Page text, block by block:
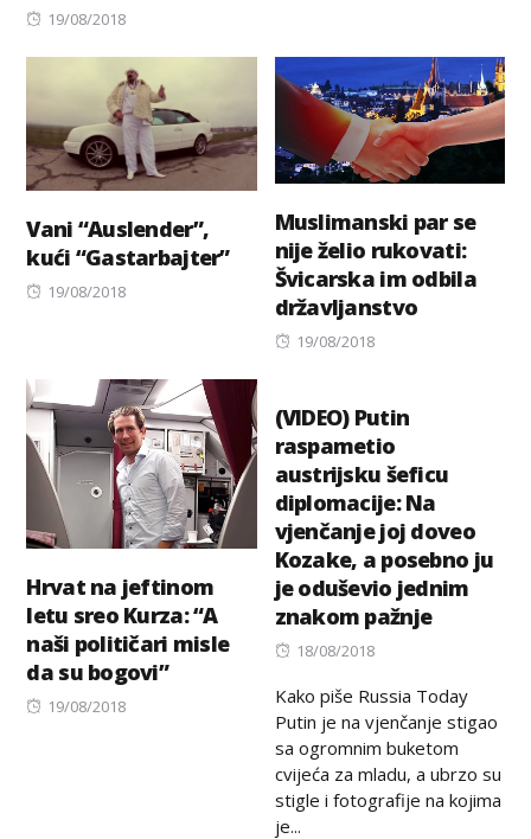
Posted
19/08/2018
Vani “Auslender”,
kući “Gastarbajter”
Posted
19/08/2018
Muslimanski par se
nije želio rukovati:
Švicarska im odbila
državljanstvo
Posted
19/08/2018
Hrvat na jeftinom
letu sreo Kurza: “A
naši političari misle
da su bogovi”
Posted
19/08/2018
(VIDEO) Putin
raspametio
austrijsku šeficu
diplomacije: Na
vjenčanje joj doveo
Kozake, a posebno ju
je oduševio jednim
znakom pažnje
Posted
18/08/2018
Kako piše Russia Today
Putin je na vjenčanje stigao
sa ogromnim buketom
cvijeća za mladu, a ubrzo su
stigle i fotografije na kojima
je...